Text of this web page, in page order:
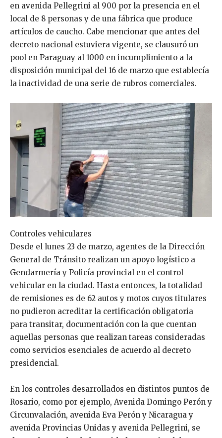
en avenida Pellegrini al 900 por la presencia en el
local de 8 personas y de una fábrica que produce
artículos de caucho. Cabe mencionar que antes del
decreto nacional estuviera vigente, se clausuró un
pool en Paraguay al 1000 en incumplimiento a la
disposición municipal del 16 de marzo que establecía
la inactividad de una serie de rubros comerciales.
Controles vehiculares
Desde el lunes 23 de marzo, agentes de la Dirección
General de Tránsito realizan un apoyo logístico a
Gendarmería y Policía provincial en el control
vehicular en la ciudad. Hasta entonces, la totalidad
de remisiones es de 62 autos y motos cuyos titulares
no pudieron acreditar la certificación obligatoria
para transitar, documentación con la que cuentan
aquellas personas que realizan tareas consideradas
como servicios esenciales de acuerdo al decreto
presidencial.
En los controles desarrollados en distintos puntos de
Rosario, como por ejemplo, Avenida Domingo Perón y
Circunvalación, avenida Eva Perón y Nicaragua y
avenida Provincias Unidas y avenida Pellegrini, se